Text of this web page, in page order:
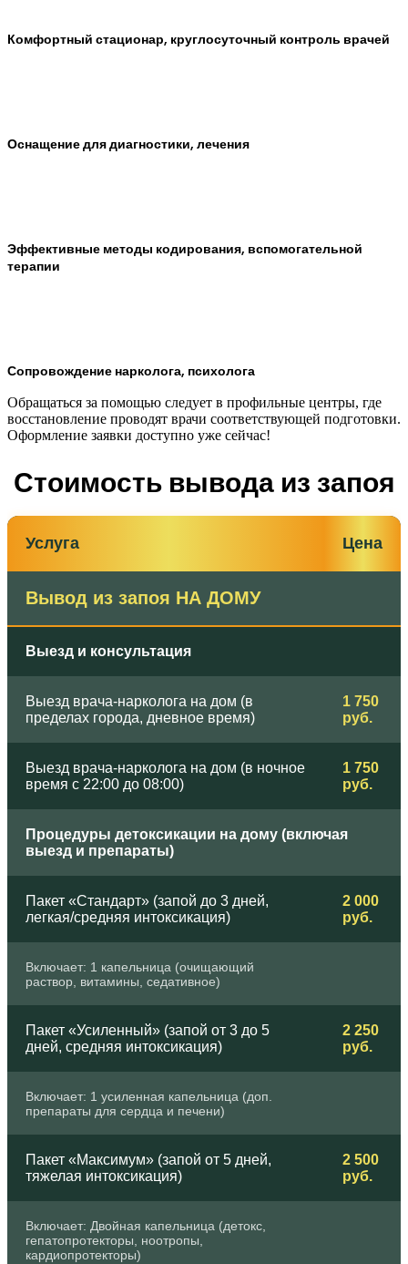
Комфортный стационар, круглосуточный контроль врачей
Оснащение для диагностики, лечения
Эффективные методы кодирования, вспомогательной
терапии
Сопровождение нарколога, психолога
Обращаться за помощью следует в профильные центры, где
восстановление проводят врачи соответствующей подготовки.
Оформление заявки доступно уже сейчас!
Стоимость вывода из запоя
Услуга Цена
Вывод из запоя НА ДОМУ
Выезд и консультация
Выезд врача-нарколога на дом (в
пределах города, дневное время)
1 750
руб.
Выезд врача-нарколога на дом (в ночное
время с 22:00 до 08:00)
1 750
руб.
Процедуры детоксикации на дому (включая
выезд и препараты)
Пакет «Стандарт» (запой до 3 дней,
легкая/средняя интоксикация)
2 000
руб.
Включает: 1 капельница (очищающий
раствор, витамины, седативное)
Пакет «Усиленный» (запой от 3 до 5
дней, средняя интоксикация)
2 250
руб.
Включает: 1 усиленная капельница (доп.
препараты для сердца и печени)
Пакет «Максимум» (запой от 5 дней,
тяжелая интоксикация)
2 500
руб.
Включает: Двойная капельница (детокс,
гепатопротекторы, ноотропы,
кардиопротекторы)